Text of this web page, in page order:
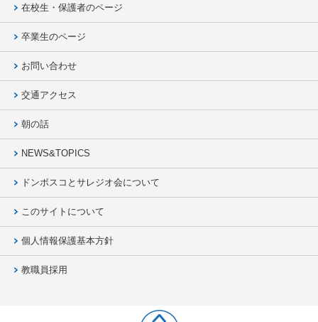
在校生・保護者のページ
卒業生のページ
お問い合わせ
交通アクセス
朝の話
NEWS&TOPICS
ドンボスコとサレジオ会について
このサイトについて
個人情報保護基本方針
教職員採用